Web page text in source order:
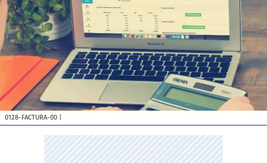
0128-FACTURA-00